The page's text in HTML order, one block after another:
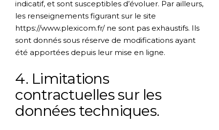
indicatif, et sont susceptibles d’évoluer. Par ailleurs,
les renseignements figurant sur le site
https://www.plexicom.fr/ne sont pas exhaustifs. Ils
sont donnés sous réserve de modifications ayant
été apportées depuis leur mise en ligne.
4. Limitations
contractuelles sur les
données techniques.